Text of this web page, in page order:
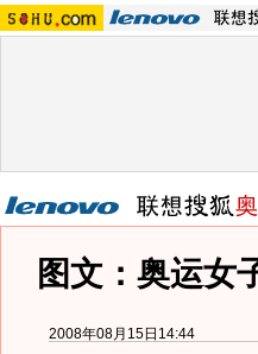
图文：奥运女
2008年08月15日14:44